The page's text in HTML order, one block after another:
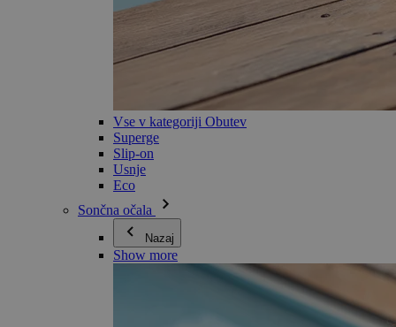
Vse v kategoriji Obutev
Superge
Slip-on
Usnje
Eco
Sončna očala
Nazaj
Show more